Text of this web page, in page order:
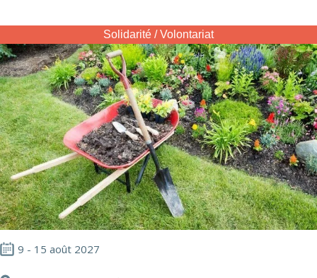
Solidarité / Volontariat
9 - 15 août 2027